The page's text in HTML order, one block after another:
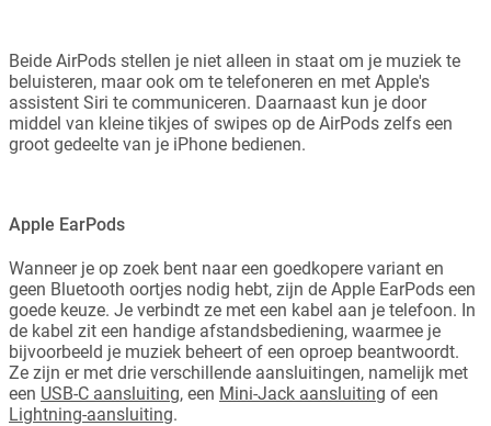
Beide AirPods stellen je niet alleen in staat om je muziek te
beluisteren, maar ook om te telefoneren en met Apple's
assistent Siri te communiceren. Daarnaast kun je door
middel van kleine tikjes of swipes op de AirPods zelfs een
groot gedeelte van je iPhone bedienen.
Apple EarPods
Wanneer je op zoek bent naar een goedkopere variant en
geen Bluetooth oortjes nodig hebt, zijn de Apple EarPods een
goede keuze. Je verbindt ze met een kabel aan je telefoon. In
de kabel zit een handige afstandsbediening, waarmee je
bijvoorbeeld je muziek beheert of een oproep beantwoordt.
Ze zijn er met drie verschillende aansluitingen, namelijk met
een USB-C aansluiting, een Mini-Jack aansluiting of een
Lightning-aansluiting.